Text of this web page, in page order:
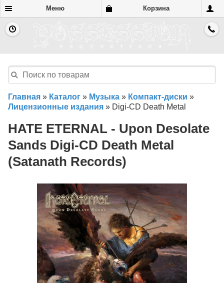
Меню Корзина
Главная » Каталог » Музыка » Компакт-диски »
Лицензионные издания » Digi-CD Death Metal
HATE ETERNAL - Upon Desolate
Sands Digi-CD Death Metal
(Satanath Records)